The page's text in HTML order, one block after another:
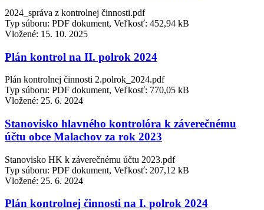
2024_správa z kontrolnej činnosti.pdf
Typ súboru: PDF dokument, Veľkosť: 452,94 kB
Vložené: 15. 10. 2025
Plán kontrol na II. polrok 2024
Plán kontrolnej činnosti 2.polrok_2024.pdf
Typ súboru: PDF dokument, Veľkosť: 770,05 kB
Vložené: 25. 6. 2024
Stanovisko hlavného kontrolóra k záverečnému
účtu obce Malachov za rok 2023
Stanovisko HK k záverečnému účtu 2023.pdf
Typ súboru: PDF dokument, Veľkosť: 207,12 kB
Vložené: 25. 6. 2024
Plán kontrolnej činnosti na I. polrok 2024